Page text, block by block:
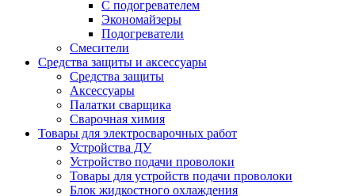
С подогревателем
Экономайзеры
Подогреватели
Смесители
Средства защиты и аксессуары
Средства защиты
Аксессуары
Палатки сварщика
Сварочная химия
Товары для электросварочных работ
Устройства ДУ
Устройство подачи проволоки
Товары для устройств подачи проволоки
Блок жидкостного охлаждения